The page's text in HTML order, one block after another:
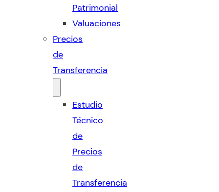
Patrimonial
Valuaciones
Precios
de
Transferencia
Estudio
Técnico
de
Precios
de
Transferencia